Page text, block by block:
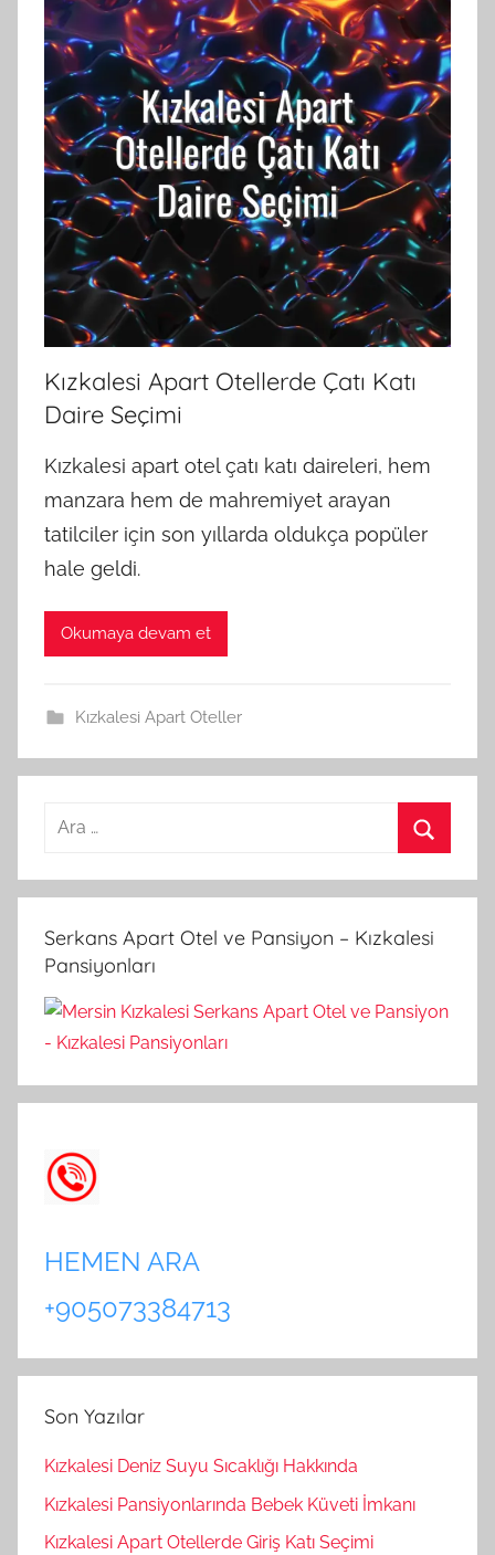
Kızkalesi Apart Otellerde Çatı Katı
Daire Seçimi
Kızkalesi apart otel çatı katı daireleri, hem
manzara hem de mahremiyet arayan
tatilciler için son yıllarda oldukça popüler
hale geldi.
Okumaya devam et
Kızkalesi Apart Oteller
a
a
:
r
a
Serkans Apart Otel ve Pansiyon – Kızkalesi
Pansiyonları
HEMEN ARA
+905073384713
Son Yazılar
Kızkalesi Deniz Suyu Sıcaklığı Hakkında
Kızkalesi Pansiyonlarında Bebek Küveti İmkanı
Kızkalesi Apart Otellerde Giriş Katı Seçimi